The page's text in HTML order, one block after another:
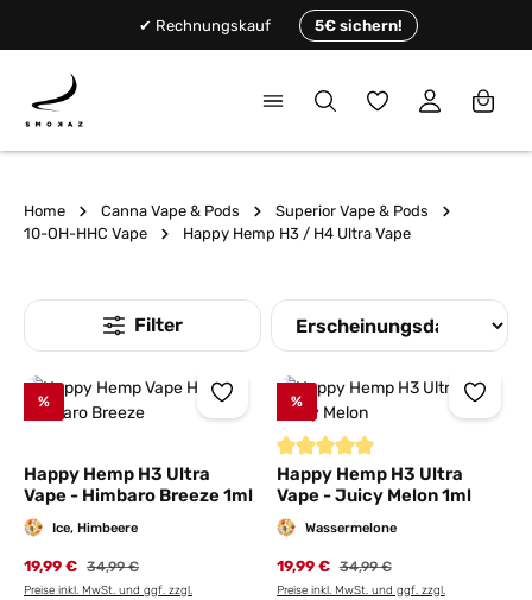
✔ Rechnungskauf 5€ sichern!
Du hast 0
Home Canna Vape & Pods
Superior Vape & Pods
10-OH-HHC Vape
Happy Hemp H3 / H4 Ultra Vape
%
Happy Hemp H3 Ultra
Vape - Himbaro Breeze 1ml
Ice, Himbeere
19,99 € Regulärer Preis:
34,99 €
Preise inkl. MwSt. und ggf. zzgl.
%
Durchschnittliche Bewertung
Happy Hemp H3 Ultra
Vape - Juicy Melon 1ml
Wassermelone
19,99 € Regulärer Preis:
34,99 €
Preise inkl. MwSt. und ggf. zzgl.